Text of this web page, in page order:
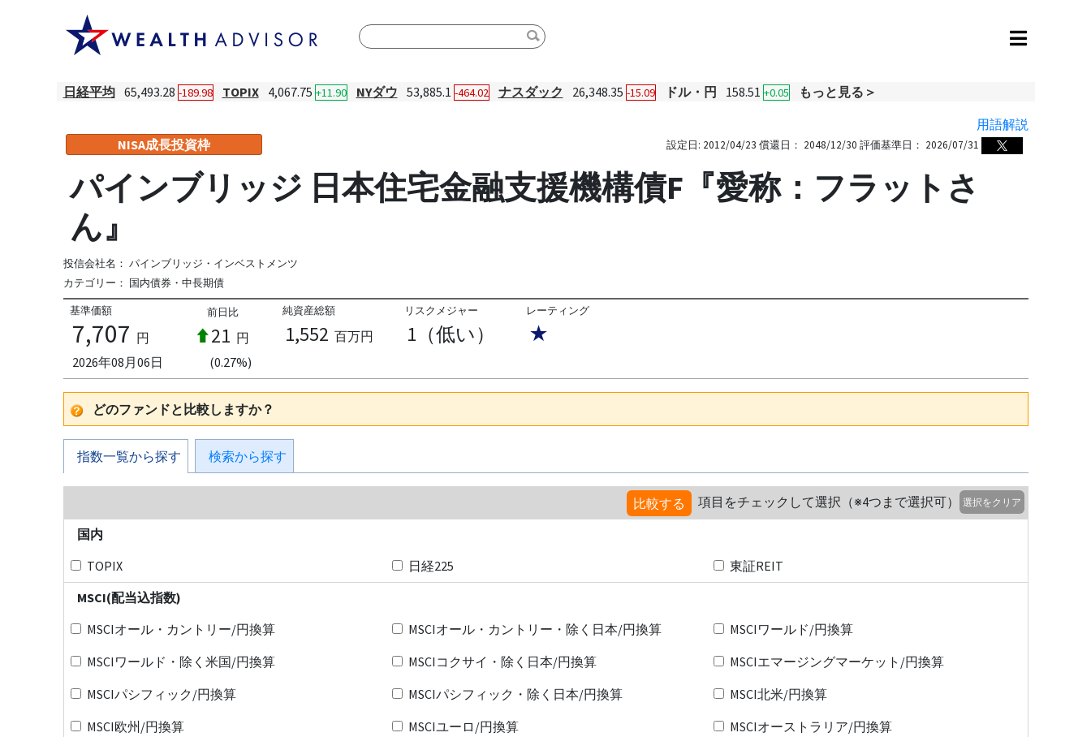
日経平均 65,493.28 -189.98 TOPIX 4,067.75 +11.90 NYダウ 53,885.1 -464.02 ナスダック 26,348.35 -15.09 ドル・円 158.51 +0.05
もっと見る＞
用語解説
NISA成長投資枠
設定日: 2012/04/23 償還日： 2048/12/30 評価基準日： 2026/07/31
パインブリッジ 日本住宅金融支援機構債F『愛称：フラットさ
ん』
投信会社名： パインブリッジ・インベストメンツ
カテゴリー： 国内債券・中長期債
基準価額
7,707 円
2026年08月06日
前日比
21 円
(0.27%)
純資産総額
1,552 百万円
リスクメジャー
1（低い）
レーティング
★
どのファンドと比較しますか？
指数一覧から探す 検索から探す
比較する 項目をチェックして選択（※4つまで選択可） 選択をクリア
国内
TOPIX
日経225
東証REIT
MSCI(配当込指数)
MSCIオール・カントリー/円換算
MSCIオール・カントリー・除く日本/円換算
MSCIワールド/円換算
MSCIワールド・除く米国/円換算
MSCIコクサイ・除く日本/円換算
MSCIエマージングマーケット/円換算
MSCIパシフィック/円換算
MSCIパシフィック・除く日本/円換算
MSCI北米/円換算
MSCI欧州/円換算
MSCIユーロ/円換算
MSCIオーストラリア/円換算